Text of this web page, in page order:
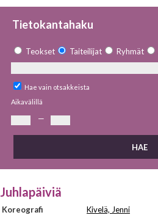
Tietokantahaku
Teokset Taiteilijat Ryhmät
Hae vain otsakkeista
Aikavälillä
—
Juhlapäiviä
Koreografi
Kivelä, Jenni